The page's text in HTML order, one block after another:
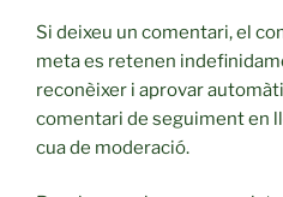
Si deixeu un comentari, el
meta es retenen
reconèixer i aprovar
comentari de seguiment en
cua de moderació.